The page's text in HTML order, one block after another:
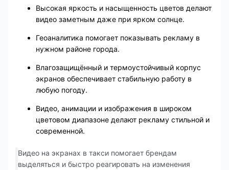
Высокая яркость и насыщенность цветов делают
видео заметным даже при ярком солнце.
Геоаналитика помогает показывать рекламу в
нужном районе города.
Влагозащищённый и термоустойчивый корпус
экранов обеспечивает стабильную работу в
любую погоду.
Видео, анимации и изображения в широком
цветовом диапазоне делают рекламу стильной и
современной.
Видео на экранах в такси помогает брендам
выделяться и быстро реагировать на изменения